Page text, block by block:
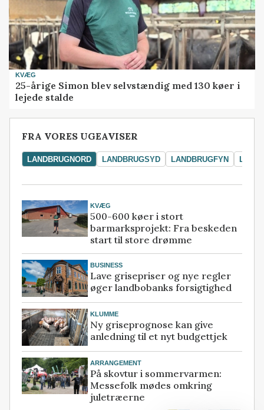
KVÆG
25-årige Simon blev selvstændig med 130 køer i
lejede stalde
FRA VORES UGEAVISER
LANDBRUGNORD LANDBRUGSYD LANDBRUGFYN
KVÆG
500-600 køer i stort
barmarksprojekt: Fra beskeden
start til store drømme
BUSINESS
Lave grisepriser og nye regler
øger landbobanks forsigtighed
KLUMME
Ny griseprognose kan give
anledning til et nyt budgettjek
ARRANGEMENT
På skovtur i sommervarmen:
Messefolk mødes omkring
juletræerne